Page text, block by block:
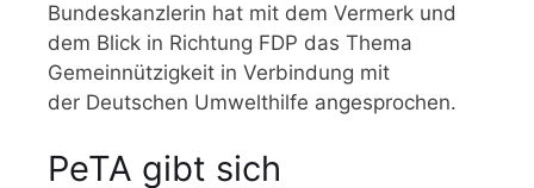
Bundeskanzlerin hat mit dem Vermerk und
dem Blick in Richtung FDP das Thema
Gemeinnützigkeit in Verbindung mit
der Deutschen Umwelthilfe angesprochen.
PeTA gibt sich